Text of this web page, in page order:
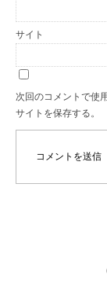
サイト
次回のコメントで使
サイトを保存する。